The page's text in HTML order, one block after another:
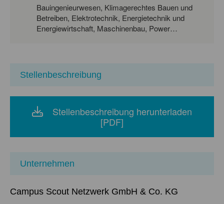
Bauingenieurwesen, Klimagerechtes Bauen und
Betreiben, Elektrotechnik, Energietechnik und
Energiewirtschaft, Maschinenbau, Power
Stellenbeschreibung
Stellenbeschreibung herunterladen
[PDF]
Unternehmen
Campus Scout Netzwerk GmbH & Co. KG